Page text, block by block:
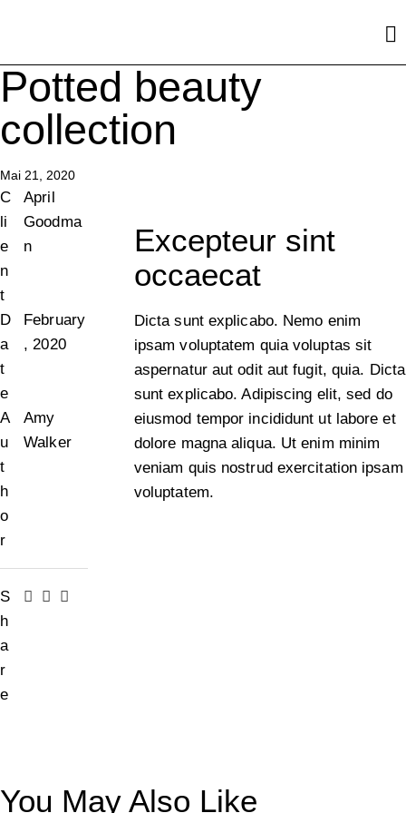
Potted beauty
collection
Mai 21, 2020
C
li
e
n
t
April
Goodma
n
D
a
t
e
February
, 2020
A
u
t
h
o
r
Amy
Walker
S
h
a
r
e
Excepteur sint
occaecat
Dicta sunt explicabo. Nemo enim
ipsam voluptatem quia voluptas sit
aspernatur aut odit aut fugit, quia. Dicta
sunt explicabo. Adipiscing elit, sed do
eiusmod tempor incididunt ut labore et
dolore magna aliqua. Ut enim minim
veniam quis nostrud exercitation ipsam
voluptatem.
You May Also Like